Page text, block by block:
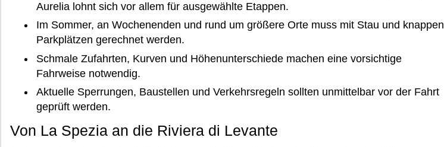
Aurelia lohnt sich vor allem für ausgewählte Etappen.
Im Sommer, an Wochenenden und rund um größere Orte muss mit Stau und knappen
Parkplätzen gerechnet werden.
Schmale Zufahrten, Kurven und Höhenunterschiede machen eine vorsichtige
Fahrweise notwendig.
Aktuelle Sperrungen, Baustellen und Verkehrsregeln sollten unmittelbar vor der Fahrt
geprüft werden.
Von La Spezia an die Riviera di Levante